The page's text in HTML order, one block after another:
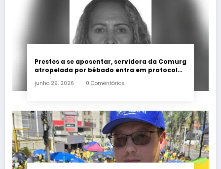
Prestes a se aposentar, servidora da Comurg
atropelada por bêbado entra em protocolo
junho 29, 2026 0 Comentários